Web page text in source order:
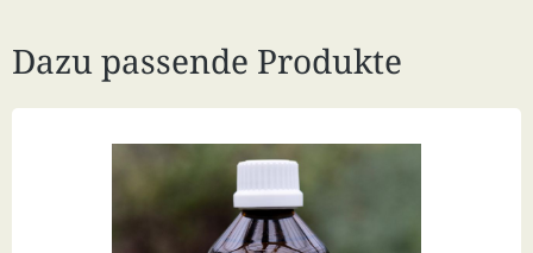
Produktgalerie überspringen
Dazu passende Produkte